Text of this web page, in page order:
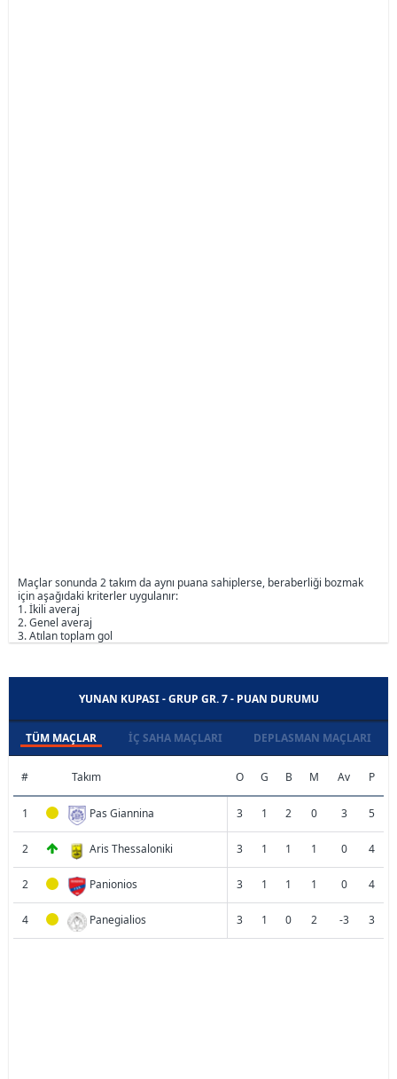
Maçlar sonunda 2 takım da aynı puana sahiplerse, beraberliği bozmak
için aşağıdaki kriterler uygulanır:
1. İkili averaj
2. Genel averaj
3. Atılan toplam gol
YUNAN KUPASI - GRUP GR. 7 - PUAN DURUMU
TÜM MAÇLAR İÇ SAHA MAÇLARI DEPLASMAN MAÇLARI
# Takım O G B M Av P
1 Pas Giannina 3 1 2 0 3 5
2 Aris Thessaloniki 3 1 1 1 0 4
2 Panionios 3 1 1 1 0 4
4 Panegialios 3 1 0 2 -3 3